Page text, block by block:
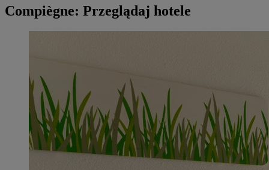
Compiègne: Przeglądaj hotele